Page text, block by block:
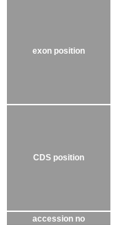
exon position
CDS position
accession no